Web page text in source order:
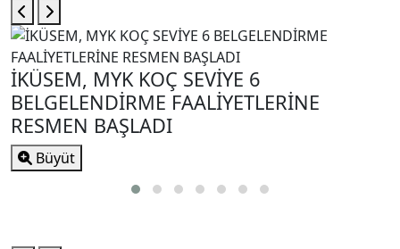
İKÜSEM, MYK KOÇ SEVİYE 6
BELGELENDİRME FAALİYETLERİNE
RESMEN BAŞLADI
Büyüt